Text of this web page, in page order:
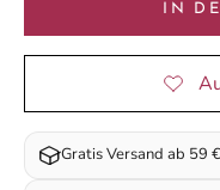
IN
Gratis Versand ab 59